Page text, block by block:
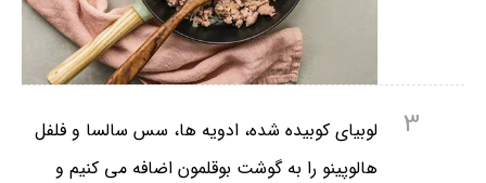
3
لوبیای کوبیده شده، ادویه ها، سس سالسا و فلفل
هالوپینو را به گوشت بوقلمون اضافه می کنیم و